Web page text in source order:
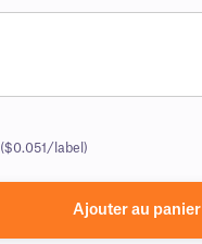
($0.051/label)
Ajouter au panier